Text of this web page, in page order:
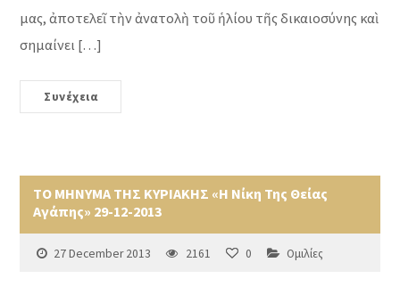
μας, ἀποτελεῖ τὴν ἀνατολὴ τοῦ ἡλίου τῆς δικαιοσύνης καὶ
σημαίνει […]
Συνέχεια
ΤΟ ΜΗΝΥΜΑ ΤΗΣ ΚΥΡΙΑΚΗΣ «Η Νίκη Της Θείας
Αγάπης» 29-12-2013
27 December 2013 2161 0 Ομιλίες